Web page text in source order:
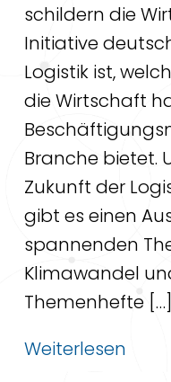
schildern die
Initiative
Logistik ist,
die Wirtschaft
Branche bietet.
Zukunft der
gibt es einen
spannenden
Klimawandel
Themenhefte […]
Weiterlesen